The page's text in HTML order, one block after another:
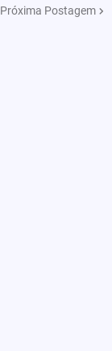
Próxima Postagem